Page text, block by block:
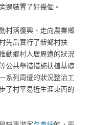
邊裝置了好幾個。
村落復興、走向農業鄉
先后實行了新鄉村扶
動鄉村人居周遭的狀況
公共舉措措施扶植基礎
系列周遭的狀況整治工
了村平易近生涯東西的